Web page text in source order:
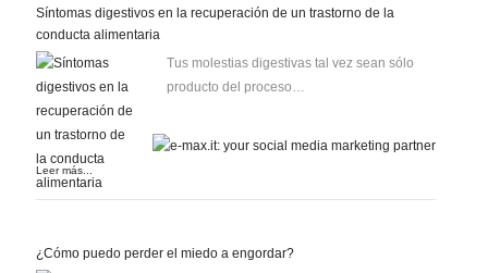
Síntomas digestivos en la recuperación de un trastorno de la
conducta alimentaria
Tus molestias digestivas tal vez sean sólo
producto del proceso…
Leer más...
¿Cómo puedo perder el miedo a engordar?